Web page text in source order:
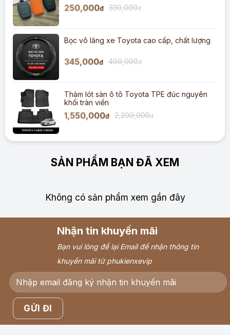
250,000đ 330,000đ
Bọc vô lăng xe Toyota cao cấp, chất lượng
345,000đ 400,000đ
Thảm lót sàn ô tô Toyota TPE đúc nguyên
khối tràn viền
1,550,000đ 2,200,000đ
SẢN PHẨM BẠN ĐÃ XEM
Không có sản phẩm xem gần đây
Nhận tin khuyến mãi
Bạn vui lòng để lại Email để nhận thông tin
khuyến mãi từ phukienxevip